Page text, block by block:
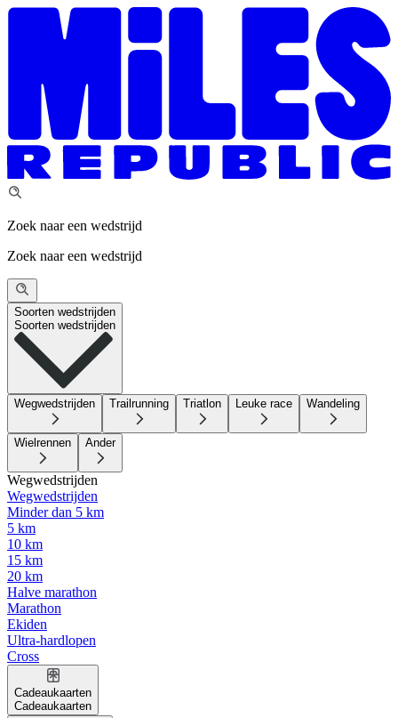
Zoek naar een wedstrijd
Zoek naar een wedstrijd
Soorten wedstrijden
Soorten wedstrijden
Wegwedstrijden Trailrunning Triatlon Leuke race Wandeling
Wielrennen Ander
Wegwedstrijden
Wegwedstrijden
Minder dan 5 km
5 km
10 km
15 km
20 km
Halve marathon
Marathon
Ekiden
Ultra-hardlopen
Cross
Cadeaukaarten
Cadeaukaarten